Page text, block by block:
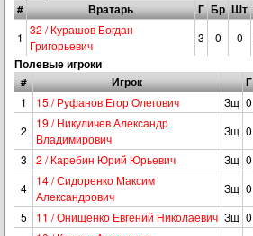
#
Вратарь Г Бр Шт
1
32 / Курашов Богдан
Григорьевич
3 0 0
Полевые игроки
#
Игрок Г
1 15 / Руфанов Егор Олегович Зщ 0
2
19 / Никуличев Александр
Владимирович
Зщ 0
3
2 / Каребин Юрий Юрьевич Зщ 0
4
14 / Сидоренко Максим
Александрович
Зщ 0
5
11 / Онищенко Евгений Николаевич Зщ 0